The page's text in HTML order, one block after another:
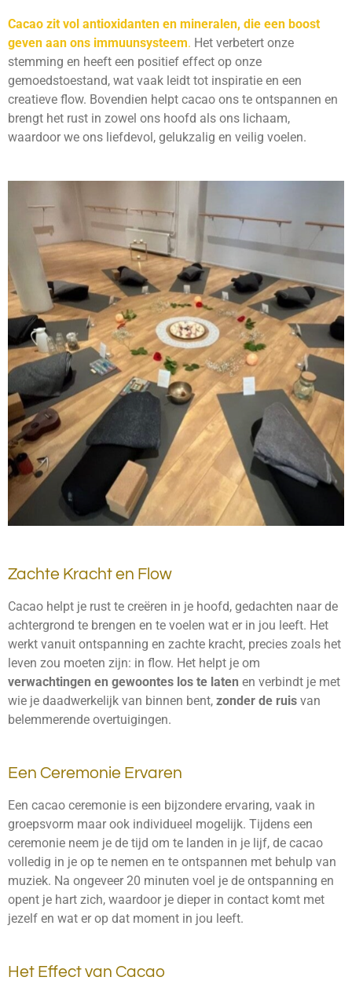
Cacao zit vol antioxidanten en mineralen, die een boost
geven aan ons immuunsysteem. Het verbetert onze
stemming en heeft een positief effect op onze
gemoedstoestand, wat vaak leidt tot inspiratie en een
creatieve flow. Bovendien helpt cacao ons te ontspannen en
brengt het rust in zowel ons hoofd als ons lichaam,
waardoor we ons liefdevol, gelukzalig en veilig voelen.
Zachte Kracht en Flow
Cacao helpt je rust te creëren in je hoofd, gedachten naar de
achtergrond te brengen en te voelen wat er in jou leeft. Het
werkt vanuit ontspanning en zachte kracht, precies zoals het
leven zou moeten zijn: in flow. Het helpt je om
verwachtingen en gewoontes los te laten en verbindt je met
wie je daadwerkelijk van binnen bent, zonder de ruis van
belemmerende overtuigingen.
Een Ceremonie Ervaren
Een cacao ceremonie is een bijzondere ervaring, vaak in
groepsvorm maar ook individueel mogelijk. Tijdens een
ceremonie neem je de tijd om te landen in je lijf, de cacao
volledig in je op te nemen en te ontspannen met behulp van
muziek. Na ongeveer 20 minuten voel je de ontspanning en
opent je hart zich, waardoor je dieper in contact komt met
jezelf en wat er op dat moment in jou leeft.
Het Effect van Cacao